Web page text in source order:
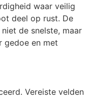
waar veilig
deel op rust. De
de snelste, maar
gedoe en met
Vereiste velden